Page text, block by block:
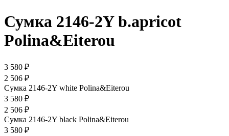
Сумка 2146-2Y b.apricot
Polina&Eiterou
3 580 ₽
2 506 ₽
Сумка 2146-2Y white Polina&Eiterou
3 580 ₽
2 506 ₽
Сумка 2146-2Y black Polina&Eiterou
3 580 ₽